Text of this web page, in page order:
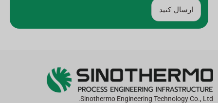
ارسال کنید
ج
ن
:
Sinothermo Engineering Technology Co., Ltd.